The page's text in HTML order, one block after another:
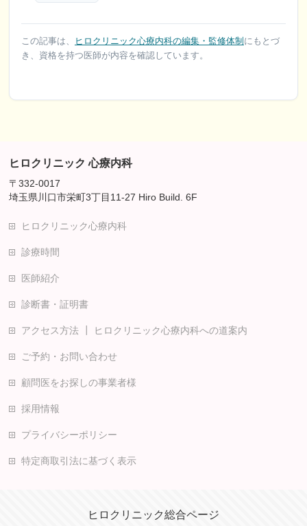
この記事は、 ヒロクリニック心療内科の編集・監修体制 にもとづ
き、資格を持つ医師が内容を確認しています。
ヒロクリニック 心療内科
〒332-0017
埼玉県川口市栄町3丁目11-27 Hiro Build. 6F
ヒロクリニック心療内科
診療時間
医師紹介
診断書・証明書
アクセス方法 ┃ ヒロクリニック心療内科への道案内
ご予約・お問い合わせ
顧問医をお探しの事業者様
採用情報
プライバシーポリシー
特定商取引法に基づく表示
ヒロクリニック総合ページ